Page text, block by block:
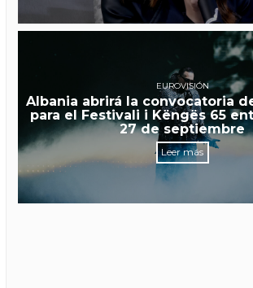
EUROVISIÓN
Albania abrirá la convocatoria
para el Festivali i Këngës 65
27 de septiembre
Leer más